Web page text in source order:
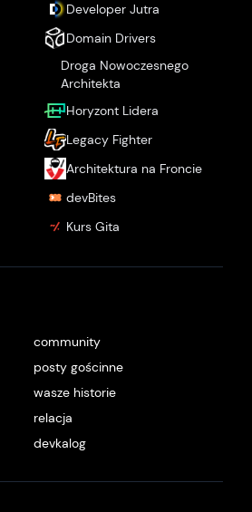
Developer Jutra
Domain Drivers
Droga Nowoczesnego
Architekta
Horyzont Lidera
Legacy Fighter
Architektura na Froncie
devBites
Kurs Gita
community
posty gościnne
wasze historie
relacja
devkalog